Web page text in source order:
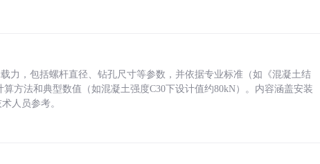
力，包括螺杆直径、钻孔尺寸等参数，并依据专业标准（如《混凝土结
方法和典型数值（如混凝土强度C30下设计值约80kN）。内容涵盖安装
人员参考。